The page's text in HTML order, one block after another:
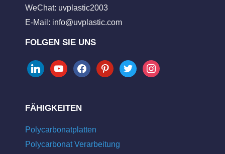
WeChat: uvplastic2003
E-Mail: info@uvplastic.com
FOLGEN SIE UNS
linkedinyoutubefacebookpinteresttwitter instagram
FÄHIGKEITEN
Polycarbonatplatten
Polycarbonat Verarbeitung